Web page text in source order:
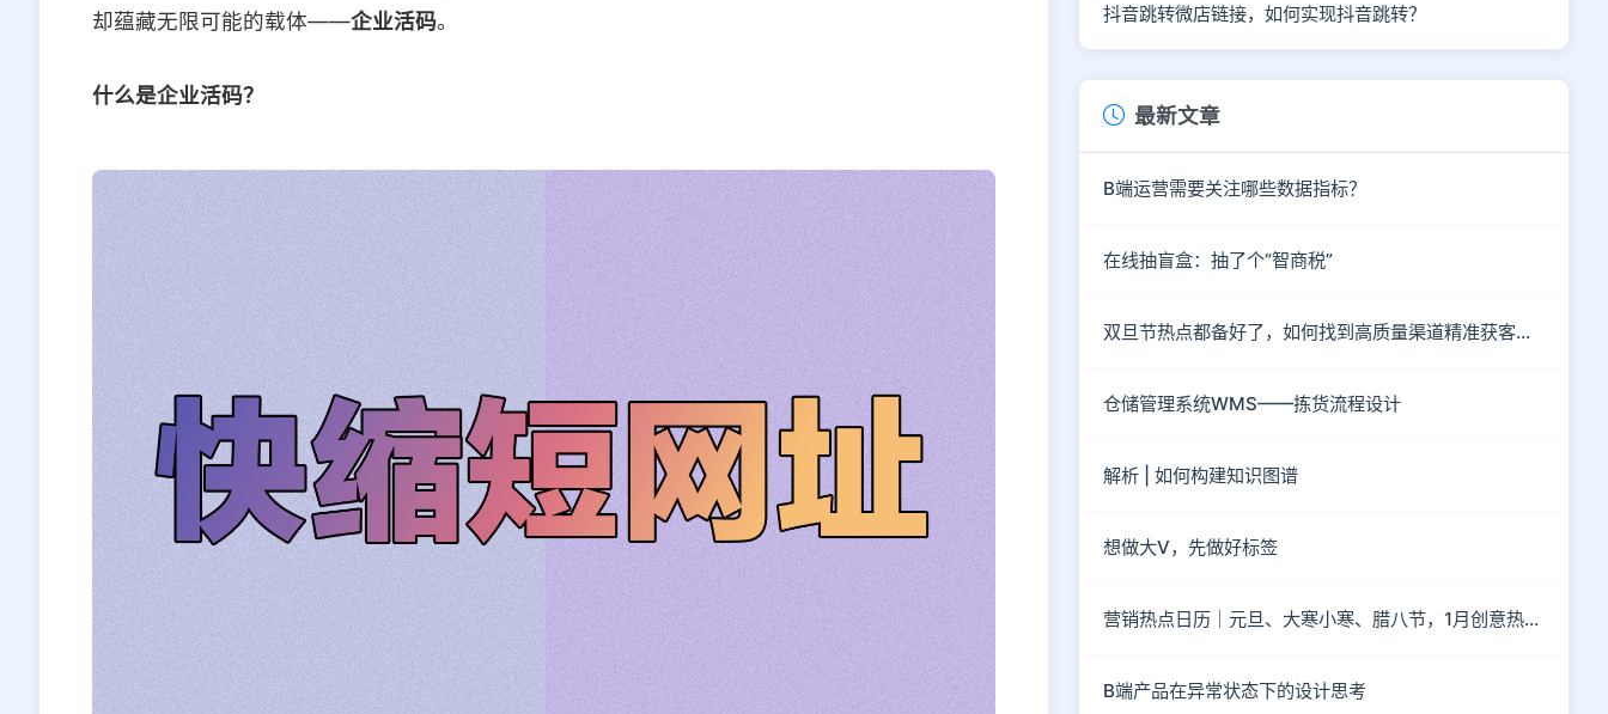
却蕴藏无限可能的载体——企业活码。
什么是企业活码？
抖音跳转微店链接，如何实现抖音跳转？
最新文章
B端运营需要关注哪些数据指标？
在线抽盲盒：抽了个“智商税”
双旦节热点都备好了，如何找到高质量渠道精准获客呢？
仓储管理系统WMS——拣货流程设计
解析 | 如何构建知识图谱
想做大V，先做好标签
营销热点日历｜元旦、大寒小寒、腊八节，1月创意热点都在这
B端产品在异常状态下的设计思考